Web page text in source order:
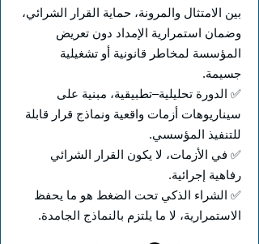
بين الامتثال والمرونة، حماية القرار الشرائي،
وضمان استمرارية الإمداد دون تعريض
المؤسسة لمخاطر قانونية أو تشغيلية
جسيمة.
✅ الدورة تحليلية–تطبيقية، مبنية على
سيناريوهات أزمات واقعية ونماذج قرار قابلة
للتنفيذ المؤسسي.
✅ في الأزمات، لا يكون القرار الشرائي
رفاهية إجرائية.
✅ الشراء الذكي تحت الضغط هو ما يحفظ
الاستمرارية، لا ما يلتزم بالنماذج الجامدة.